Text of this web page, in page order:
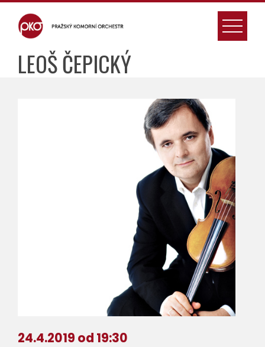
Skip
content
LEOŠ ČEPICKÝ
24.4.2019 od 19:30